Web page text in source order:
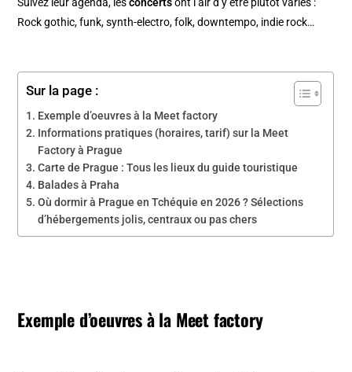
Rock gothic, funk, synth-electro, folk, downtempo, indie rock…
Sur la page :
Exemple d’oeuvres à la Meet factory
Informations pratiques (horaires, tarif) sur la Meet
Factory à Prague
Carte de Prague : Tous les lieux du guide touristique
Balades à Praha
Où dormir à Prague en Tchéquie en 2026 ? Sélections
d’hébergements jolis, centraux ou pas chers
Exemple d’oeuvres à la Meet factory